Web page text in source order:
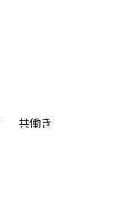
共働き